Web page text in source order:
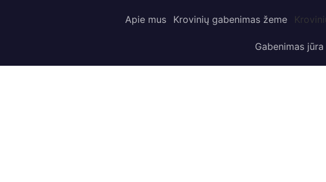
Apie mus Krovinių gabenimas žeme
Gabenimas jūra